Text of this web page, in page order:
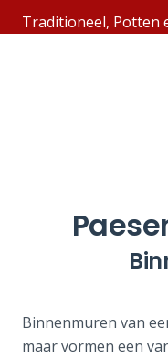
Traditioneel, Potten
Binnenmuren van
maar vormen een